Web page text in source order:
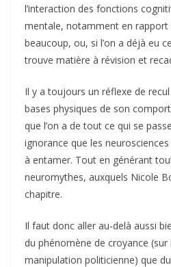
l’interaction des fonctions
mentale, notamment en rapport
beaucoup, ou, si l’on a déjà eu
trouve matière à révision et
Il y a toujours un réflexe de
bases physiques de son
que l’on a de tout ce qui se
ignorance que les
à entamer. Tout en générant
neuromythes, auxquels Nicole
chapitre.
Il faut donc aller au-delà aussi
du phénomène de croyance (sur
manipulation politicienne) que